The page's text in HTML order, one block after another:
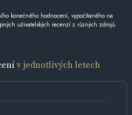
konečného hodnocení, vypočítaného na
uživatelských recenzí z různých zdrojů.
v jednotlivých letech